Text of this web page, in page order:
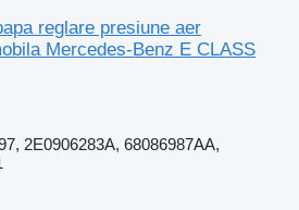
reglare presiune aer
Mercedes-Benz E CLASS
2E0906283A, 68086987AA,